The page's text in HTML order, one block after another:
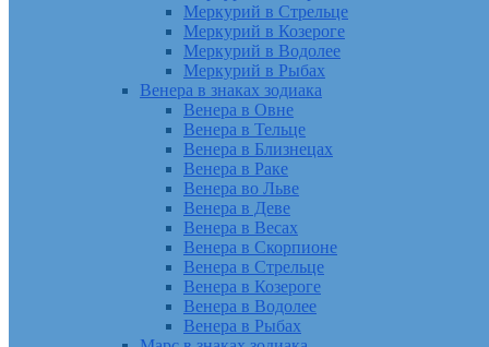
Меркурий в Стрельце
Меркурий в Козероге
Меркурий в Водолее
Меркурий в Рыбах
Венера в знаках зодиака
Венера в Овне
Венера в Тельце
Венера в Близнецах
Венера в Раке
Венера во Льве
Венера в Деве
Венера в Весах
Венера в Скорпионе
Венера в Стрельце
Венера в Козероге
Венера в Водолее
Венера в Рыбах